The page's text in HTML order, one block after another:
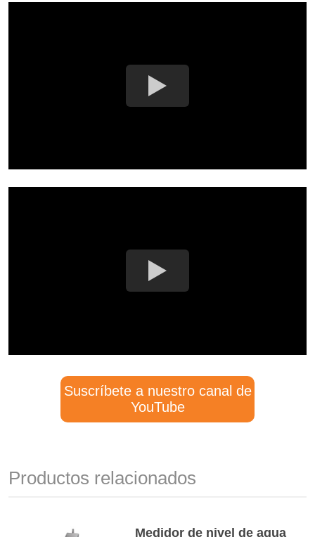
Suscríbete a nuestro canal de
YouTube
Productos relacionados
Medidor de nivel de agua